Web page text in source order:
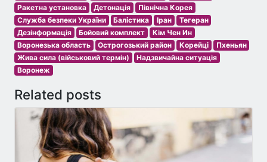
Ракетна установка
Детонація
Північна Корея
Служба безпеки України
Балістика Іран
Тегеран
Дезінформація
Бойовий комплект
Кім Чен Ин
Воронезька область
Острогозький район Корейці
Пхеньян
Жива сила (військовий термін)
Надзвичайна ситуація
Воронеж
Related posts